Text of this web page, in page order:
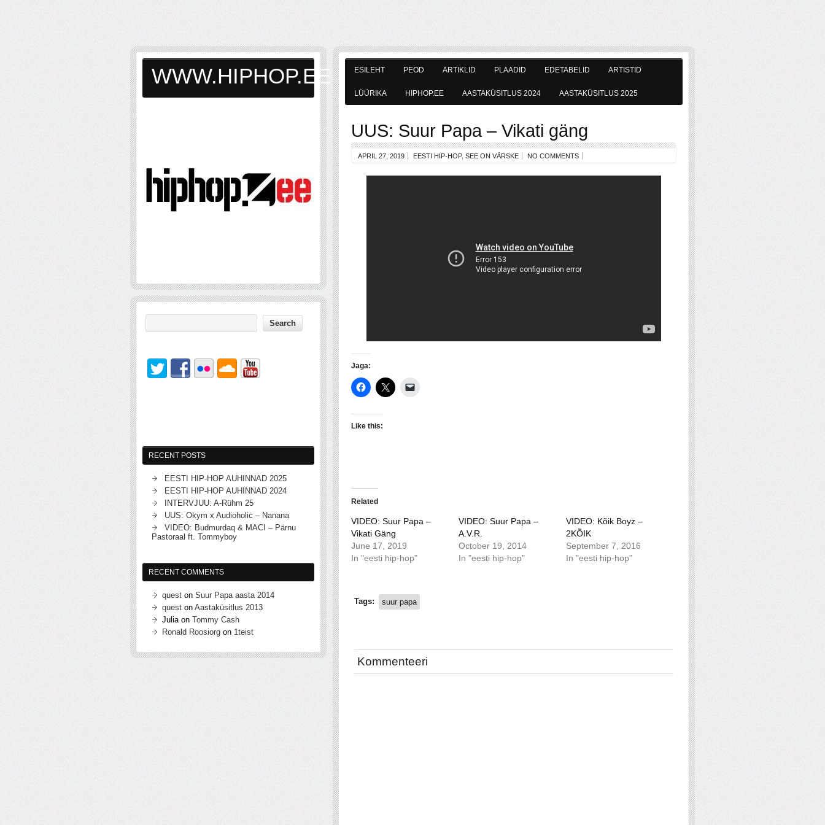
ESILEHT PEOD ARTIKLID PLAADID EDETABELID ARTISTID
LÜÜRIKA HIPHOP.EE AASTAKÜSITLUS 2024 AASTAKÜSITLUS 2025
UUS: Suur Papa – Vikati gäng
APRIL 27, 2019 EESTI HIP-HOP, SEE ON VÄRSKE NO COMMENTS
Jaga:
Like this:
Related
VIDEO: Suur Papa –
Vikati Gäng
June 17, 2019
In "eesti hip-hop"
VIDEO: Suur Papa –
A.V.R.
October 19, 2014
In "eesti hip-hop"
VIDEO: Kõik Boyz –
2KÕIK
September 7, 2016
In "eesti hip-hop"
Tags: suur papa
Kommenteeri
WWW.HIPHOP.EE
RECENT POSTS
EESTI HIP-HOP AUHINNAD 2025
EESTI HIP-HOP AUHINNAD 2024
INTERVJUU: A-Rühm 25
UUS: Okym x Audioholic – Nanana
VIDEO: Budmurdaq & MACI – Pärnu
Pastoraal ft. Tommyboy
RECENT COMMENTS
quest on Suur Papa aasta 2014
quest on Aastaküsitlus 2013
Juliaon Tommy Cash
Ronald Roosiorg on 1teist